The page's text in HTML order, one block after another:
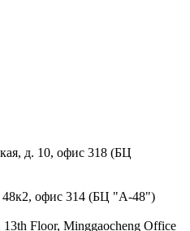
д. 10, офис 318 (БЦ
48к2, офис 314 (БЦ "А-48")
Floor, Minggaocheng Office